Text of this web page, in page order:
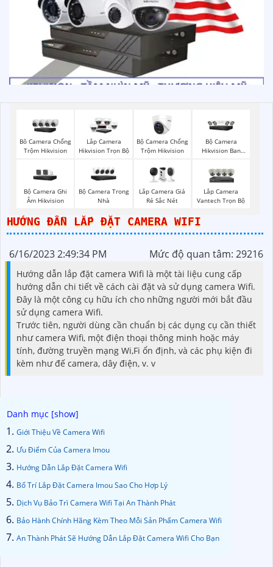
Bô Camera Chống
Trộm Hikvision
Lắp Camera
Hikvision Trọn Bộ
Bộ Camera Chống
Trộm Hikvision
Bộ Camera
Hikvision Ban
Bộ Camera Ghi
Âm Hikvision
Bộ Camera Trong
Nhà
Lắp Camera Giá
Rẻ Sắc Nét
Lắp Camera
Vantech Trọn Bộ
HƯỚNG ĐẪN LẮP ĐẶT CAMERA WIFI
6/16/2023 2:49:34 PM Mức độ quan tâm: 29216
Hướng dẫn lắp đặt camera Wifi là một tài liệu cung cấp
hướng dẫn chi tiết về cách cài đặt và sử dụng camera Wifi.
Đây là một công cụ hữu ích cho những người mới bắt đầu
sử dụng camera Wifi.
Trước tiên, người dùng cần chuẩn bị các dụng cụ cần thiết
như camera Wifi, một điện thoại thông minh hoặc máy
tính, đường truyền mạng Wi,Fi ổn định, và các phụ kiện đi
kèm như đế camera, dây điện, v. v
Giới Thiệu Về Camera Wifi
Ưu Điểm Của Camera Imou
Hướng Dẫn Lắp Đặt Camera Wifi
Bố Trí Lắp Đặt Camera Imou Sao Cho Hợp Lý
Dịch Vụ Bảo Trì Camera Wifi Tại An Thành Phát
Bảo Hành Chính Hãng Kèm Theo Mỗi Sản Phẩm Camera Wifi
An Thành Phát Sẽ Hướng Dẫn Lắp Đặt Camera Wifi Cho Bạn